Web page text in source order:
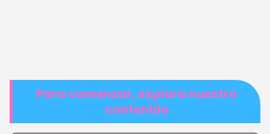
Para comenzar, explora nuestro
contenido